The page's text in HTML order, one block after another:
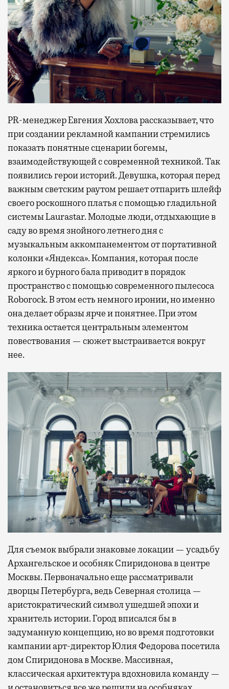
PR-менеджер Евгения Хохлова рассказывает, что
при создании рекламной кампании стремились
показать понятные сценарии богемы,
взаимодействующей с современной техникой. Так
появились герои историй. Девушка, которая перед
важным светским раутом решает отпарить шлейф
своего роскошного платья с помощью гладильной
системы Laurastar. Молодые люди, отдыхающие в
саду во время знойного летнего дня с
музыкальным аккомпанементом от портативной
колонки «Яндекса». Компания, которая после
яркого и бурного бала приводит в порядок
пространство с помощью современного пылесоса
Roborock. В этом есть немного иронии, но именно
она делает образы ярче и понятнее. При этом
техника остается центральным элементом
повествования — сюжет выстраивается вокруг
нее.
Для съемок выбрали знаковые локации — усадьбу
Архангельское и особняк Спиридонова в центре
Москвы. Первоначально еще рассматривали
дворцы Петербурга, ведь Северная столица —
аристократический символ ушедшей эпохи и
хранитель истории. Город вписался бы в
задуманную концепцию, но во время подготовки
кампании арт-директор Юлия Федорова посетила
дом Спиридонова в Москве. Массивная,
классическая архитектура вдохновила команду —